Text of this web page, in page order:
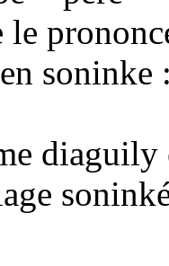
le
soninke
diaguily